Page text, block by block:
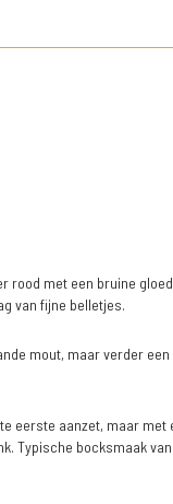
rood met een bruine
van fijne belletjes.
mout, maar verder
eerste aanzet, maar met
Typische bocksmaak